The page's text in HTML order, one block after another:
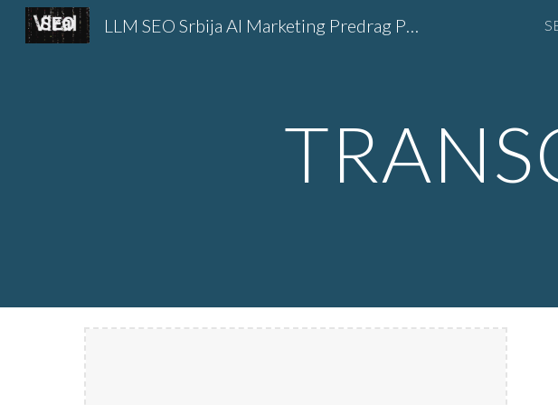
Skip to main content
LLM SEO Srbija AI Marketing Predrag Petrović seo эксперт